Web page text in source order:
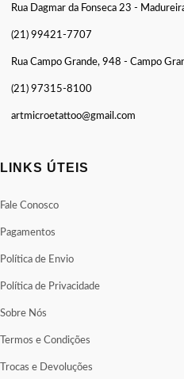
Rua Dagmar da Fonseca 23 -
(21) 99421-7707
Rua Campo Grande, 948 - Campo
(21) 97315-8100
artmicroetattoo@gmail.com
LINKS ÚTEIS
Fale Conosco
Pagamentos
Política de Envio
Política de Privacidade
Sobre Nós
Termos e Condições
Trocas e Devoluções